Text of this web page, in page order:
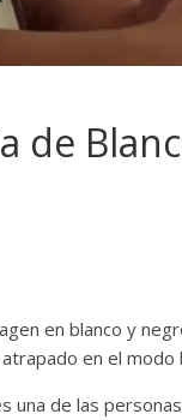
de
en blanco y
en el modo
una de las